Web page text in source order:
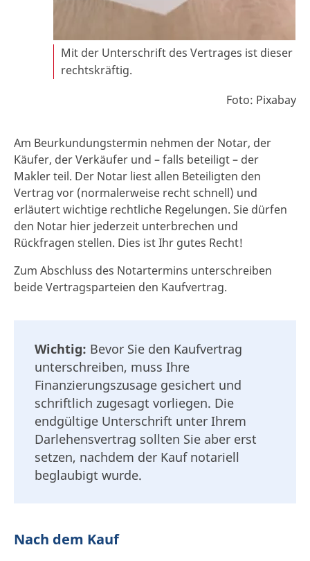
Mit der Unterschrift des Vertrages ist dieser
rechtskräftig.
Foto: Pixabay
Am Beurkundungstermin nehmen der Notar, der
Käufer, der Verkäufer und – falls beteiligt – der
Makler teil. Der Notar liest allen Beteiligten den
Vertrag vor (normalerweise recht schnell) und
erläutert wichtige rechtliche Regelungen. Sie dürfen
den Notar hier jederzeit unterbrechen und
Rückfragen stellen. Dies ist Ihr gutes Recht!
Zum Abschluss des Notartermins unterschreiben
beide Vertragsparteien den Kaufvertrag.
Wichtig: Bevor Sie den Kaufvertrag
unterschreiben, muss Ihre
Finanzierungszusage gesichert und
schriftlich zugesagt vorliegen. Die
endgültige Unterschrift unter Ihrem
Darlehensvertrag sollten Sie aber erst
setzen, nachdem der Kauf notariell
beglaubigt wurde.
Nach dem Kauf